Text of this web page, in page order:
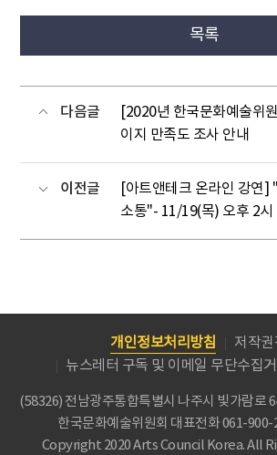
목록
다음글
[2020년 한국문화예술위
이지 만족도 조사 안내
이전글
[아트앤테크 온라인 강연]
소통"- 11/19(목) 오후 2시
개인정보처리방침
저작권
뉴스레터 구독 및 이메일 무단수집
(58326) 전남광주통합특별시 나주시 빛가람로
한국문화예술위원회 대표전화 061-900-
Copyright 2020 Arts Council Korea. All